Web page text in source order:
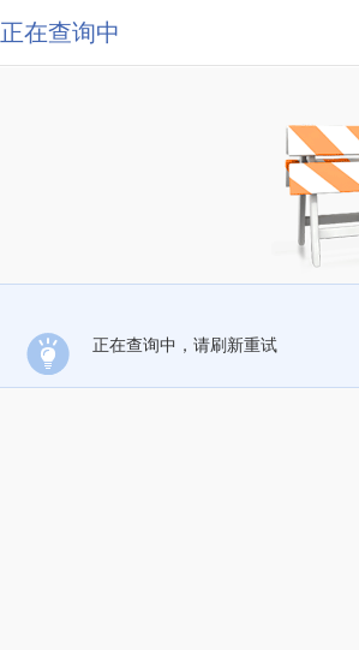
正在查询中
正在查询中，请刷新重试